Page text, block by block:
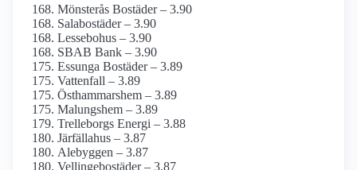
Mönsterås Bostäder – 3.90
Salabostäder – 3.90
Lessebohus – 3.90
SBAB Bank – 3.90
Essunga Bostäder – 3.89
Vattenfall – 3.89
Östhammarshem – 3.89
Malungshem – 3.89
Trelleborgs Energi – 3.88
Järfällahus – 3.87
Alebyggen – 3.87
Vellingebostäder – 3.87